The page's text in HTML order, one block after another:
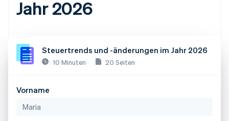
Jahr 2026
Steuertrends und -änderungen im Jahr 2026
10 Minuten 20 Seiten
Vorname